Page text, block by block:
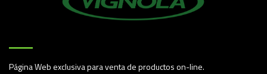
Página Web exclusiva para venta de productos on-line.